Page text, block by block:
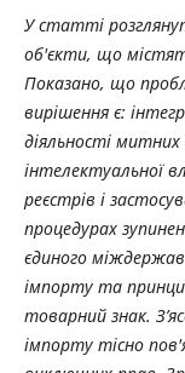
У статті
об'єкти, що
Показано, що
вирішення є:
діяльності
інтелектуальної
реєстрів і
процедурах
єдиного
імпорту та
товарний знак.
імпорту тісно